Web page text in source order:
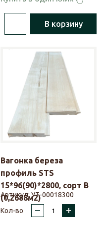
В корзину
Вагонка береза
профиль STS
15*96(90)*2800, сорт В
(0,2688м2)
Артикул:УТ-00018300
Кол-во
– +